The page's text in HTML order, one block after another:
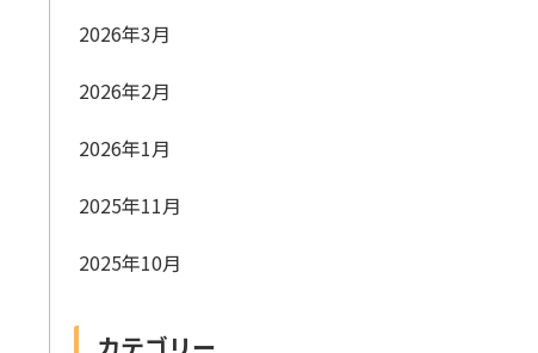
2026年3月
2026年2月
2026年1月
2025年11月
2025年10月